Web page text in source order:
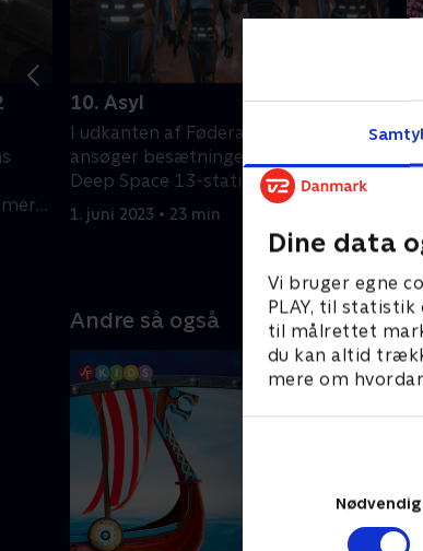
Dine data
Vi bruger egne
PLAY, til
til målrettet
du kan altid
mere om
Nødvendig
10. Asyl
I udkanten af Føderationens område
ansøger besætningen om asyl på
Deep Space 13-stationen.
1. juni 2023 • 23 min
Andre så også